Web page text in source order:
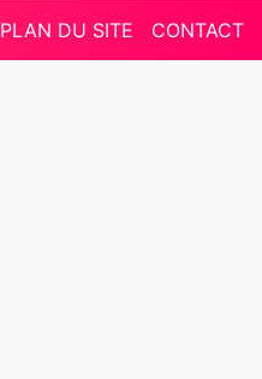
PLAN DU SITE CONTACT